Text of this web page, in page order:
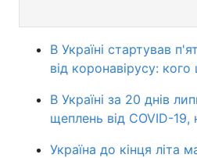
В Україні стартував
від коронавірусу:
В Україні за 20 днів
щеплень від COVID-19,
Україна до кінця літа